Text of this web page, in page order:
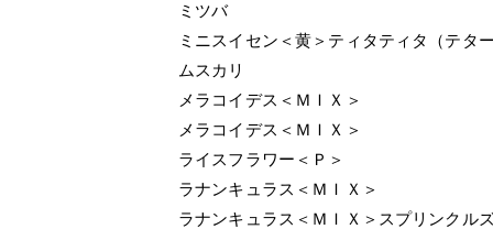
ミツバ
ミニスイセン＜黄＞ティタティタ（テター
ムスカリ
メラコイデス＜ＭＩＸ＞
メラコイデス＜ＭＩＸ＞
ライスフラワー＜Ｐ＞
ラナンキュラス＜ＭＩＸ＞
ラナンキュラス＜ＭＩＸ＞スプリンクル